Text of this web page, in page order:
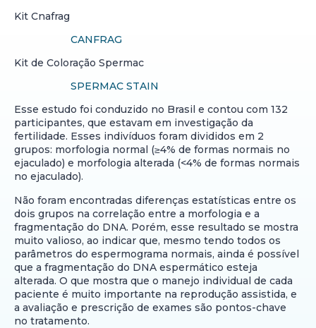
Kit Cnafrag
CANFRAG
Kit de Coloração Spermac
SPERMAC STAIN
Esse estudo foi conduzido no Brasil e contou com 132
participantes, que estavam em investigação da
fertilidade. Esses indivíduos foram divididos em 2
grupos: morfologia normal (≥4% de formas normais no
ejaculado) e morfologia alterada (<4% de formas normais
no ejaculado).
Não foram encontradas diferenças estatísticas entre os
dois grupos na correlação entre a morfologia e a
fragmentação do DNA. Porém, esse resultado se mostra
muito valioso, ao indicar que, mesmo tendo todos os
parâmetros do espermograma normais, ainda é possível
que a fragmentação do DNA espermático esteja
alterada. O que mostra que o manejo individual de cada
paciente é muito importante na reprodução assistida, e
a avaliação e prescrição de exames são pontos-chave
no tratamento.